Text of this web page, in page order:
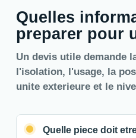
Quelles
preparer pour
Un devis utile demande
l'isolation, l'usage, la
unite exterieure et le
Quelle piece doit